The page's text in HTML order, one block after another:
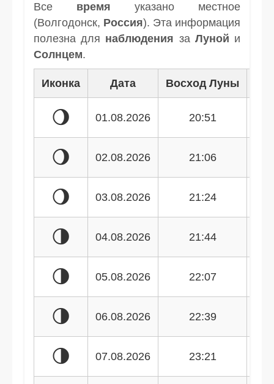
Все время указано местное
(Волгодонск, Россия). Эта информация
полезна для наблюдения за Луной и
Солнцем.
Иконка Дата Восход Луны
🌖 01.08.2026 20:51
🌖 02.08.2026 21:06
🌖 03.08.2026 21:24
🌗 04.08.2026 21:44
🌗 05.08.2026 22:07
🌗 06.08.2026 22:39
🌗 07.08.2026 23:21